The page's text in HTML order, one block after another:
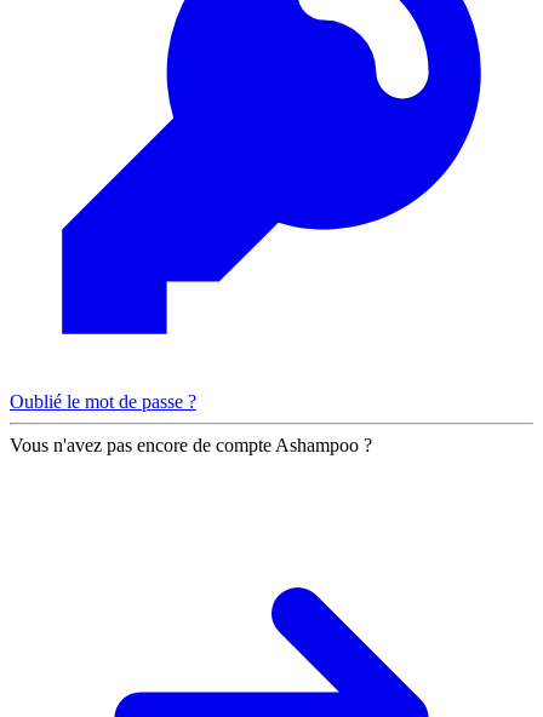
Oublié le mot de passe ?
Vous n'avez pas encore de compte Ashampoo ?